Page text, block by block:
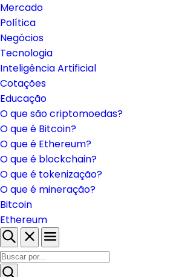
Mercado
Política
Negócios
Tecnologia
Inteligência Artificial
Cotações
Educação
O que são criptomoedas?
O que é Bitcoin?
O que é Ethereum?
O que é blockchain?
O que é tokenização?
O que é mineração?
Bitcoin
Ethereum